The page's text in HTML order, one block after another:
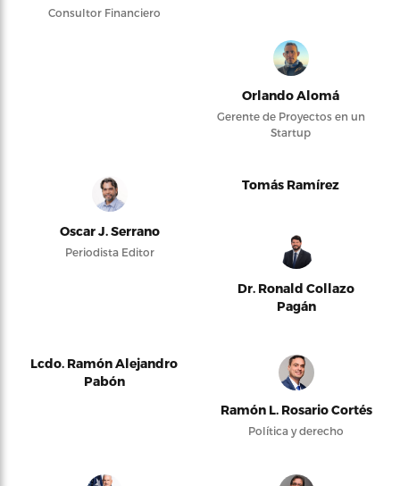
Consultor Financiero
Orlando Alomá
Gerente de Proyectos en un
Startup
Oscar J. Serrano
Periodista Editor
Tomás Ramírez
Dr. Ronald Collazo
Pagán
Lcdo. Ramón Alejandro
Pabón
Ramón L. Rosario Cortés
Política y derecho